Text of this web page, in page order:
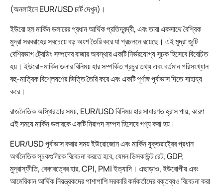
(অনলাইনে EUR/USD চার্ট দেখুন)।
ইউরো হল মার্কিন ডলারের প্রধান আর্থিক প্রতিদ্বন্দ্বী, এবং তারা একসাথে বৈশ্বিক
মুদ্রা সরবরাহের সবচেয়ে বড় অংশ তৈরি করে যা প্রচলনে রয়েছে। এই মুদ্রা জুটি
বেশিরভাগ ট্রেডিং সম্পদের বাজার অবস্থার একটি নির্ভরযোগ্য সূচক হিসেবে বিবেচিত
হয়। ইউরো–মার্কিন ডলার বিনিময় হার সম্পর্কিত প্রচুর তথ্য এবং বর্তমান পরিসংখ্যান
বহু-মাত্রিক বিশ্লেষণের ভিত্তি তৈরি করে এবং একটি পূর্ণাঙ্গ পূর্বাভাস দিতে সাহায্য
করে।
রাজনৈতিক অস্থিরতার সময়, EUR/USD বিনিময় হার সাধারণত হ্রাস পায়, কারণ
এই সময়ে মার্কিন ডলারকে একটি নিরাপদ সম্পদ হিসেবে গণ্য করা হয়।
EUR/USD পূর্বাভাস করার সময় ইউরোজোন এবং মার্কিন যুক্তরাষ্ট্রের প্রধান
অর্থনৈতিক সূচকগুলিকে বিবেচনা করতে হবে, যেমন ডিসকাউন্ট রেট, GDP,
মুদ্রাস্ফীতি, বেকারত্বের হার, CPI, PMI ইত্যাদি। এছাড়াও, ইউরোপীয় এবং
আমেরিকান আর্থিক নিয়ন্ত্রকদের পাশাপাশি সরকারি কর্মকর্তাদের বক্তব্যও বিবেচনা করা